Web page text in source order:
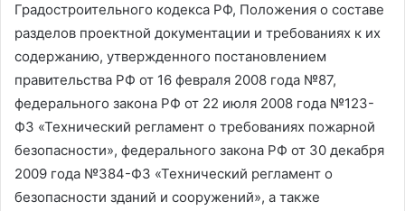
Градостроительного кодекса РФ, Положения о составе
разделов проектной документации и требованиях к их
содержанию, утвержденного постановлением
правительства РФ от 16 февраля 2008 года №87,
федерального закона РФ от 22 июля 2008 года №123-
ФЗ «Технический регламент о требованиях пожарной
безопасности», федерального закона РФ от 30 декабря
2009 года №384-ФЗ «Технический регламент о
безопасности зданий и сооружений», а также